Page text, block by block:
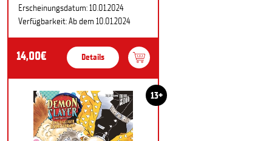
Erscheinungsdatum: 10.01.2024
Verfügbarkeit: Ab dem 10.01.2024
14,00€ Details
13+